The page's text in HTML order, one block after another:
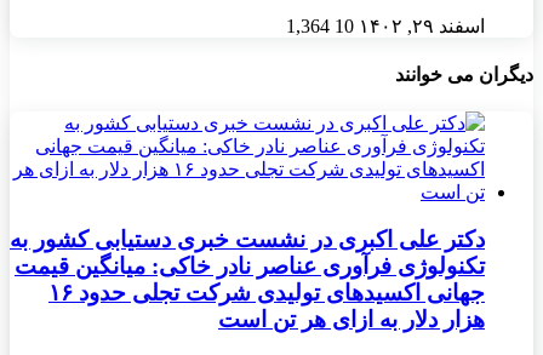
اسفند ۲۹, ۱۴۰۲ 10
1,364
دیگران می خوانند
دکتر علی اکبری در نشست خبری دستیابی کشور به
تکنولوژی فرآوری عناصر نادر خاکی: میانگین قیمت
جهانی اکسیدهای تولیدی شرکت تجلی حدود ۱۶
هزار دلار به ازای هر تن است